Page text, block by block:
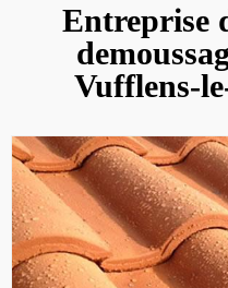
Entreprise
Vufflens-